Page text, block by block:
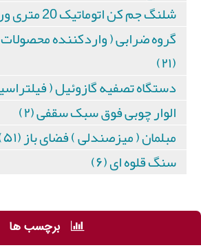
شلنگ جم کن اتوماتیک 20 متری ورتلند انگلیس (۳)
گروه ضرابی ( واردکننده
(۲۱)
دستگاه تصفیه گازوئیل (
الوار چوبی فوق سبک سقفی (۲)
مبلمان ( میزصندلی ) فضای باز (۵۱)
سنگ قلوه ای (۶)
برچسب ها